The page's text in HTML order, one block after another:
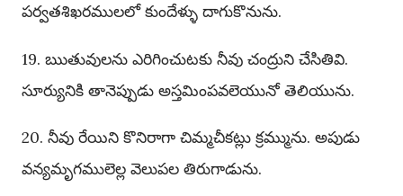
పర్వతశిఖరములలో కుందేళ్ళు దాగుకొనును.
19. ఋతువులను ఎరిగించుటకు నీవు చంద్రుని చేసితివి.
సూర్యునికి తానెప్పుడు అస్తమింపవలెయునో తెలియును.
20. నీవు రేయిని కొనిరాగా చిమ్మచీకట్లు క్రమ్మును. అపుడు
వన్యమృగములెల్ల వెలుపల తిరుగాడును.